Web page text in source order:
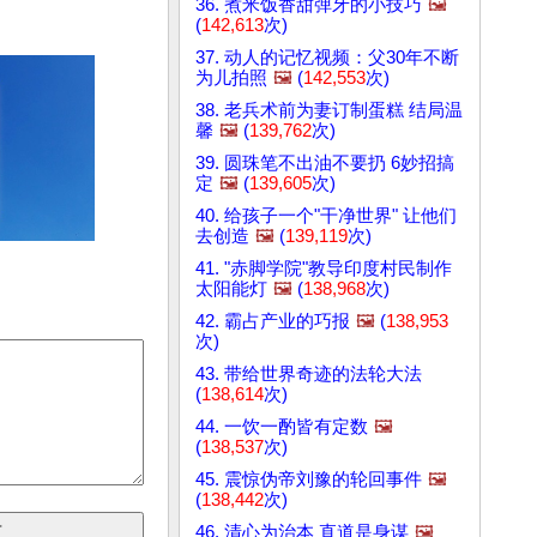
36. 煮米饭香甜弹牙的小技巧 🖼️
(142,613次)
37. 动人的记忆视频：父30年不断
为儿拍照 🖼️ (142,553次)
38. 老兵术前为妻订制蛋糕 结局温
馨 🖼️ (139,762次)
39. 圆珠笔不出油不要扔 6妙招搞
定 🖼️ (139,605次)
40. 给孩子一个"干净世界" 让他们
去创造 🖼️ (139,119次)
41. "赤脚学院"教导印度村民制作
太阳能灯 🖼️ (138,968次)
42. 霸占产业的巧报 🖼️ (138,953
次)
43. 带给世界奇迹的法轮大法
(138,614次)
44. 一饮一酌皆有定数 🖼️
(138,537次)
45. 震惊伪帝刘豫的轮回事件 🖼️
(138,442次)
46. 清心为治本 直道是身谋 🖼️